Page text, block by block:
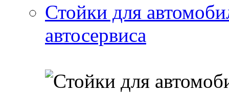
Стойки для
автосервиса